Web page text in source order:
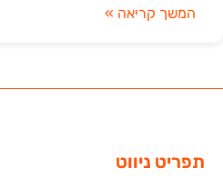
המשך קריאה »
תפריט ניווט